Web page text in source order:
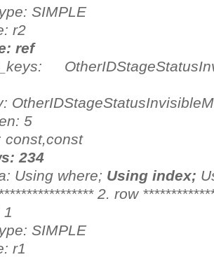
SIMPLE
r2
ref
5
234
where; Using index;
2. row
SIMPLE
r1